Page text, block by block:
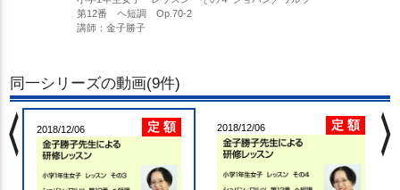
第12番 ヘ短調 Op.70-2
講師：金子勝子
同一シリーズの動画(9件)
2018/12/06 定 額 2018/12/06 定 額
chevron_left chevron_right